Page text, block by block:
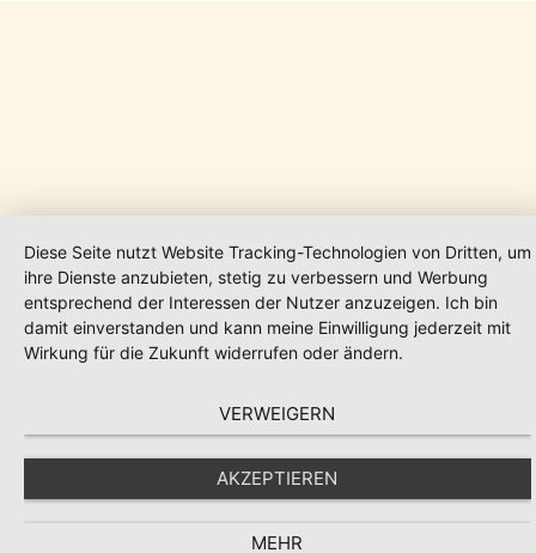
Diese Seite nutzt Website Tracking-Technologien von Dritten, um
ihre Dienste anzubieten, stetig zu verbessern und Werbung
entsprechend der Interessen der Nutzer anzuzeigen. Ich bin
damit einverstanden und kann meine Einwilligung jederzeit mit
Wirkung für die Zukunft widerrufen oder ändern.
VERWEIGERN
AKZEPTIEREN
MEHR